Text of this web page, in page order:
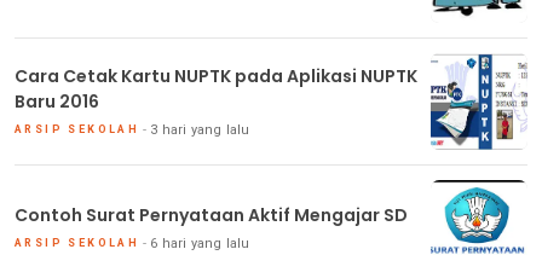
Cara Cetak Kartu NUPTK pada Aplikasi NUPTK
Baru 2016
ARSIP SEKOLAH 3 hari yang lalu
Contoh Surat Pernyataan Aktif Mengajar SD
ARSIP SEKOLAH 6 hari yang lalu